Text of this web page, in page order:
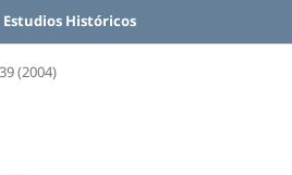
Históricos
(2004)